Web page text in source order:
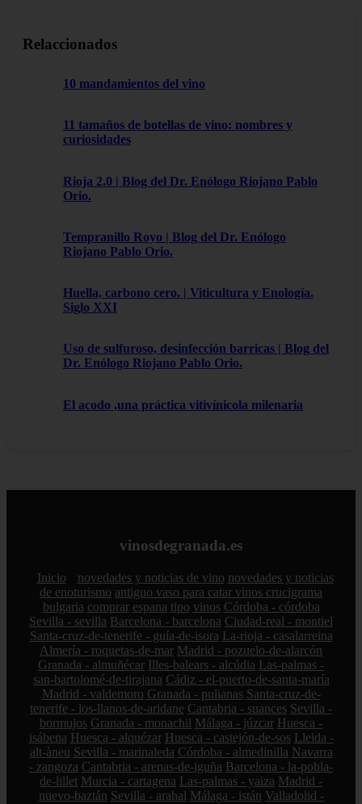
Relaccionados
10 mandamientos del vino
11 tamaños de botellas de vino: nombres y
curiosidades
Rioja 2.0 | Blog del Dr. Enólogo Riojano Pablo
Orio.
Tempranillo Royo | Blog del Dr. Enólogo
Riojano Pablo Orio.
Huella, carbono cero. | Viticultura y Enología.
Siglo XXI
Uso de sulfuroso, desinfección barricas | Blog del
Dr. Enólogo Riojano Pablo Orio.
El acodo ,una práctica vitivínicola milenaria
vinosdegranada.es
Inicio novedades y noticias de vino novedades y noticias
de enoturismo antiguo vaso para catar vinos crucigrama
bulgaria comprar espana tipo vinos Córdoba - córdoba
Sevilla - sevilla Barcelona - barcelona Ciudad-real - montiel
Santa-cruz-de-tenerife - guía-de-isora La-rioja - casalarreina
Almería - roquetas-de-mar Madrid - pozuelo-de-alarcón
Granada - almuñécar Illes-balears - alcúdia Las-palmas -
san-bartolomé-de-tirajana Cádiz - el-puerto-de-santa-maría
Madrid - valdemoro Granada - pulianas Santa-cruz-de-
tenerife - los-llanos-de-aridane Cantabria - suances Sevilla -
bormujos Granada - monachil Málaga - júzcar Huesca -
isábena Huesca - alquézar Huesca - castejón-de-sos Lleida -
alt-àneu Sevilla - marinaleda Córdoba - almedinilla Navarra
- zangoza Cantabria - arenas-de-iguña Barcelona - la-pobla-
de-lillet Murcia - cartagena Las-palmas - yaiza Madrid -
nuevo-baztán Sevilla - arahal Málaga - istán Valladolid -